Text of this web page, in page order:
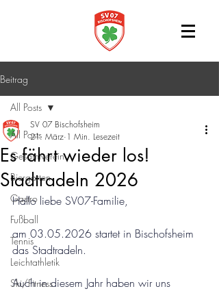
Beitrag
All Posts
Gesamtverein
Biergarten
Gastro
Fußball
Tennis
Leichtathletik
Ski/Fitness
All Posts
Es fährt wieder los!
Stadtradeln 2026
SV 07 Bischofsheim
21. März 1 Min. Lesezeit
Hallo liebe SV07-Familie,
am 03.05.2026 startet in Bischofsheim
das Stadtradeln.
Auch in diesem Jahr haben wir uns